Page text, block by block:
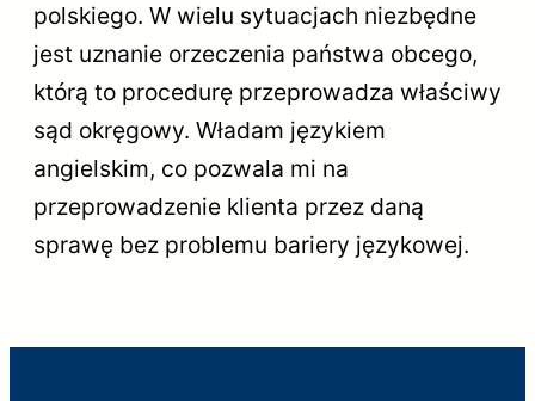
polskiego. W wielu sytuacjach niezbędne
jest uznanie orzeczenia państwa obcego,
którą to procedurę przeprowadza właściwy
sąd okręgowy. Władam językiem
angielskim, co pozwala mi na
przeprowadzenie klienta przez daną
sprawę bez problemu bariery językowej.